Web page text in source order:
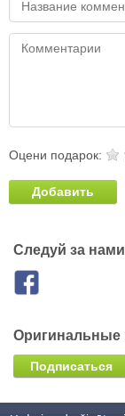
Оцени подарок:
Добавить
Следуй за
Оригинальные
Подписаться